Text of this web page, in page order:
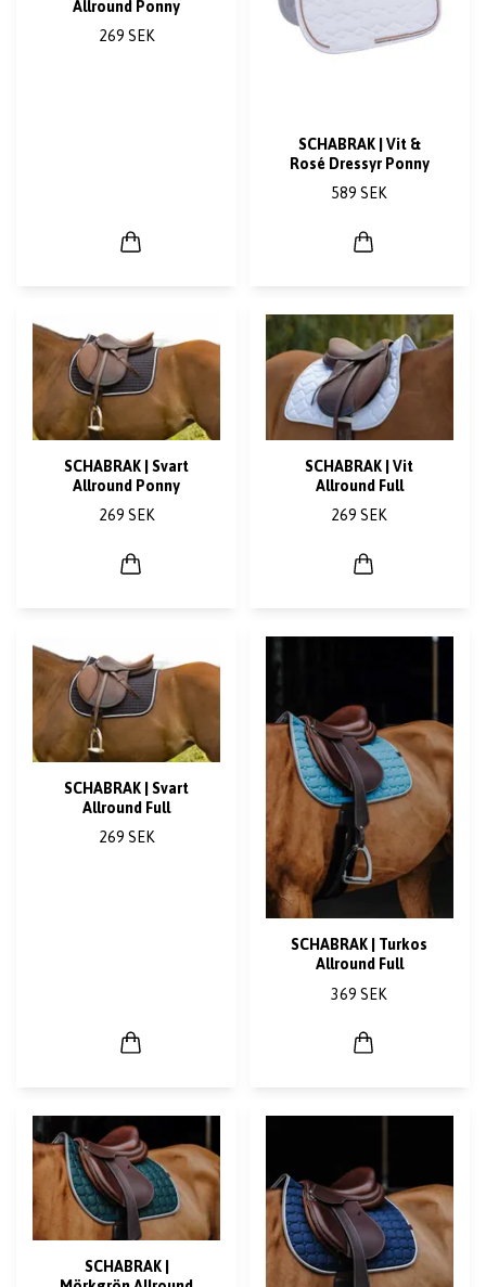
Allround Ponny
269 SEK
SCHABRAK | Vit &
Rosé Dressyr Ponny
589 SEK
SCHABRAK | Svart
Allround Ponny
269 SEK
SCHABRAK | Vit
Allround Full
269 SEK
SCHABRAK | Svart
Allround Full
269 SEK
SCHABRAK | Turkos
Allround Full
369 SEK
SCHABRAK |